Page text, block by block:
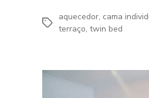
Etiquetas
aquecedor, cama
terraço, twin bed